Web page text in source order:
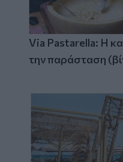
Via Pastarella: Η
την παράσταση